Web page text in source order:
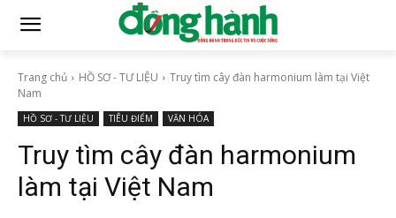
Trang chủ HỒ SƠ - TƯ LIỆU
Truy tìm cây đàn harmonium làm tại Việt
Nam
HỒ SƠ - TƯ LIỆU TIÊU ĐIỂM VĂN HÓA
Truy tìm cây đàn harmonium
làm tại Việt Nam